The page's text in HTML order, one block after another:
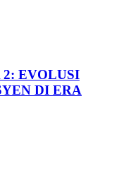
EVOLUSI
DI ERA